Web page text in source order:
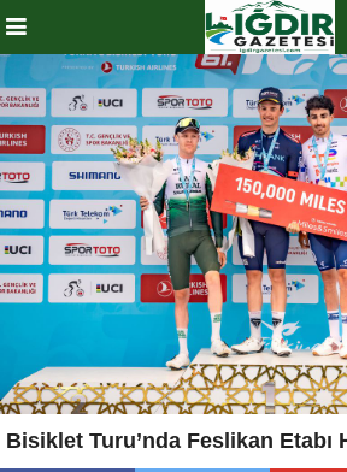
Bisiklet Turu’nda Feslikan Etabı